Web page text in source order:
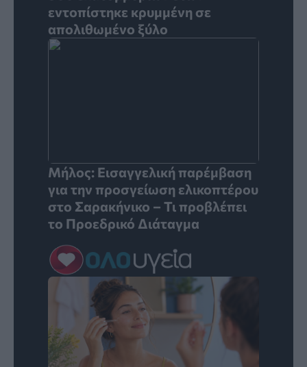
εντοπίστηκε κρυμμένη σε
απολιθωμένο ξύλο
Μήλος: Εισαγγελική παρέμβαση
για την προσγείωση ελικοπτέρου
στο Σαρακήνικο – Τι προβλέπει
το Προεδρικό Διάταγμα